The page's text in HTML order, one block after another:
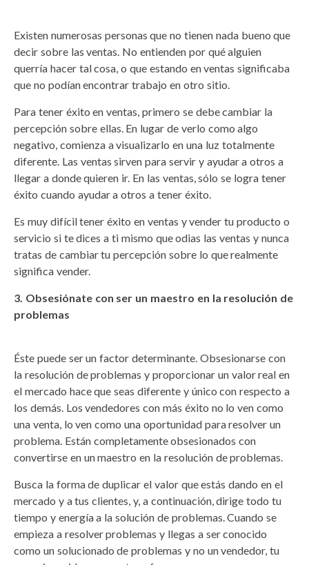
Existen numerosas personas que no tienen nada bueno que
decir sobre las ventas. No entienden por qué alguien
querría hacer tal cosa, o que estando en ventas significaba
que no podían encontrar trabajo en otro sitio.
Para tener éxito en ventas, primero se debe cambiar la
percepción sobre ellas. En lugar de verlo como algo
negativo, comienza a visualizarlo en una luz totalmente
diferente. Las ventas sirven para servir y ayudar a otros a
llegar a donde quieren ir. En las ventas, sólo se logra tener
éxito cuando ayudar a otros a tener éxito.
Es muy difícil tener éxito en ventas y vender tu producto o
servicio si te dices a ti mismo que odias las ventas y nunca
tratas de cambiar tu percepción sobre lo que realmente
significa vender.
Obsesiónate con ser un maestro en la resolución de
problemas
Éste puede ser un factor determinante. Obsesionarse con
la resolución de problemas y proporcionar un valor real en
el mercado hace que seas diferente y único con respecto a
los demás. Los vendedores con más éxito no lo ven como
una venta, lo ven como una oportunidad para resolver un
problema. Están completamente obsesionados con
convertirse en un maestro en la resolución de problemas.
Busca la forma de duplicar el valor que estás dando en el
mercado y a tus clientes, y, a continuación, dirige todo tu
tiempo y energía a la solución de problemas. Cuando se
empieza a resolver problemas y llegas a ser conocido
como un solucionado de problemas y no un vendedor, tu